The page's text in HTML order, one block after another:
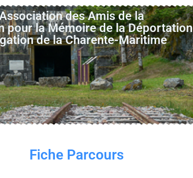
des Amis de la
pour la Mémoire de la Déportation
de la Charente-Maritime
Fiche Parcours